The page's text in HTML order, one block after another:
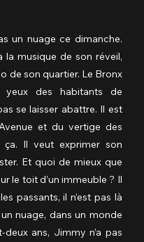
un nuage ce dimanche.
la musique de son réveil,
de son quartier. Le Bronx
des habitants de
se laisser abattre. Il est
et du vertige des
Il veut exprimer son
Et quoi de mieux que
le toit d’un immeuble ? Il
passants, il n’est pas là
nuage, dans un monde
ans, Jimmy n’a pas